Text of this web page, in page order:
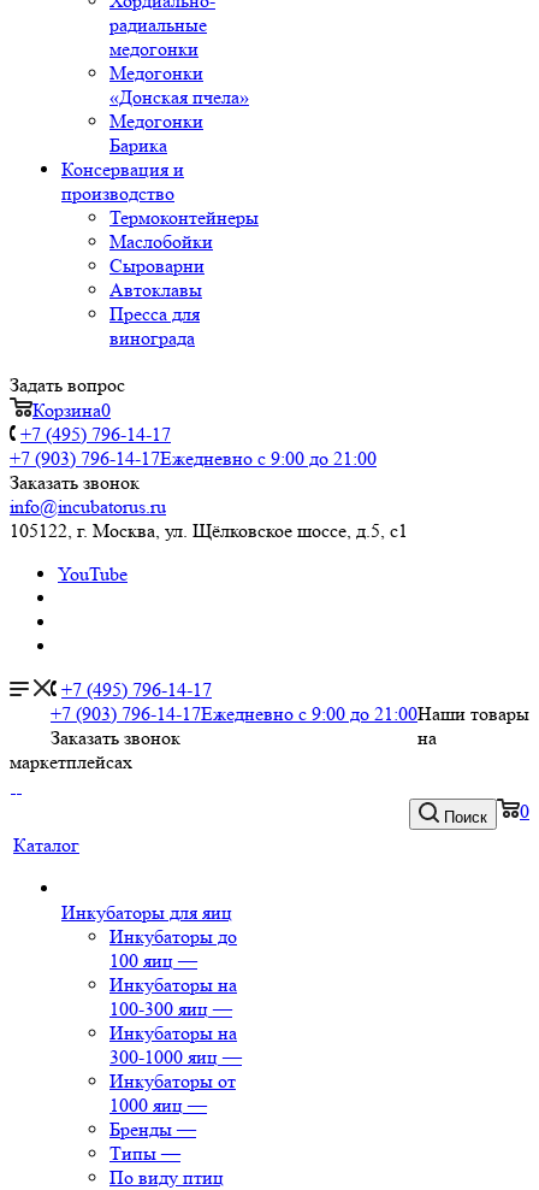
радиальные
медогонки
Медогонки
«Донская пчела»
Медогонки
Барика
Консервация и
производство
Термоконтейнеры
Маслобойки
Сыроварни
Автоклавы
Пресса для
винограда
Задать вопрос
Корзина0
+7 (495) 796-14-17
+7 (903) 796-14-17Ежедневно с 9:00 до 21:00
Заказать звонок
info@incubatorus.ru
105122, г. Москва, ул. Щёлковское шоссе, д.5, с1
YouTube
+7 (495) 796-14-17
+7 (903) 796-14-17Ежедневно с 9:00 до 21:00
Заказать звонок
Наши товары
на
маркетплейсах
0
Поиск
Каталог
Инкубаторы для яиц
Инкубаторы до
100 яиц —
Инкубаторы на
100-300 яиц —
Инкубаторы на
300-1000 яиц —
Инкубаторы от
1000 яиц —
Бренды —
Типы —
По виду птиц